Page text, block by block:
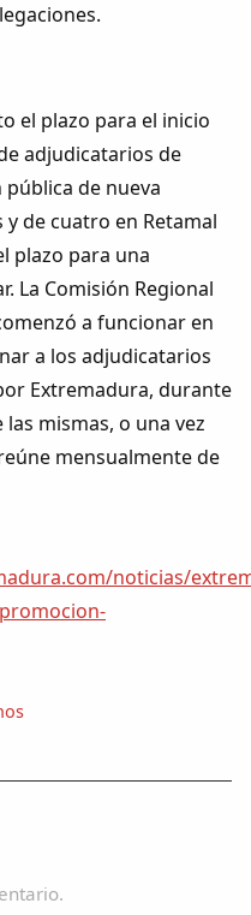
el plazo para el inicio
adjudicatarios de
de nueva
de cuatro en Retamal
plazo para una
La Comisión Regional
a funcionar en
a los adjudicatarios
Extremadura, durante
mismas, o una vez
mensualmente de
noticias/